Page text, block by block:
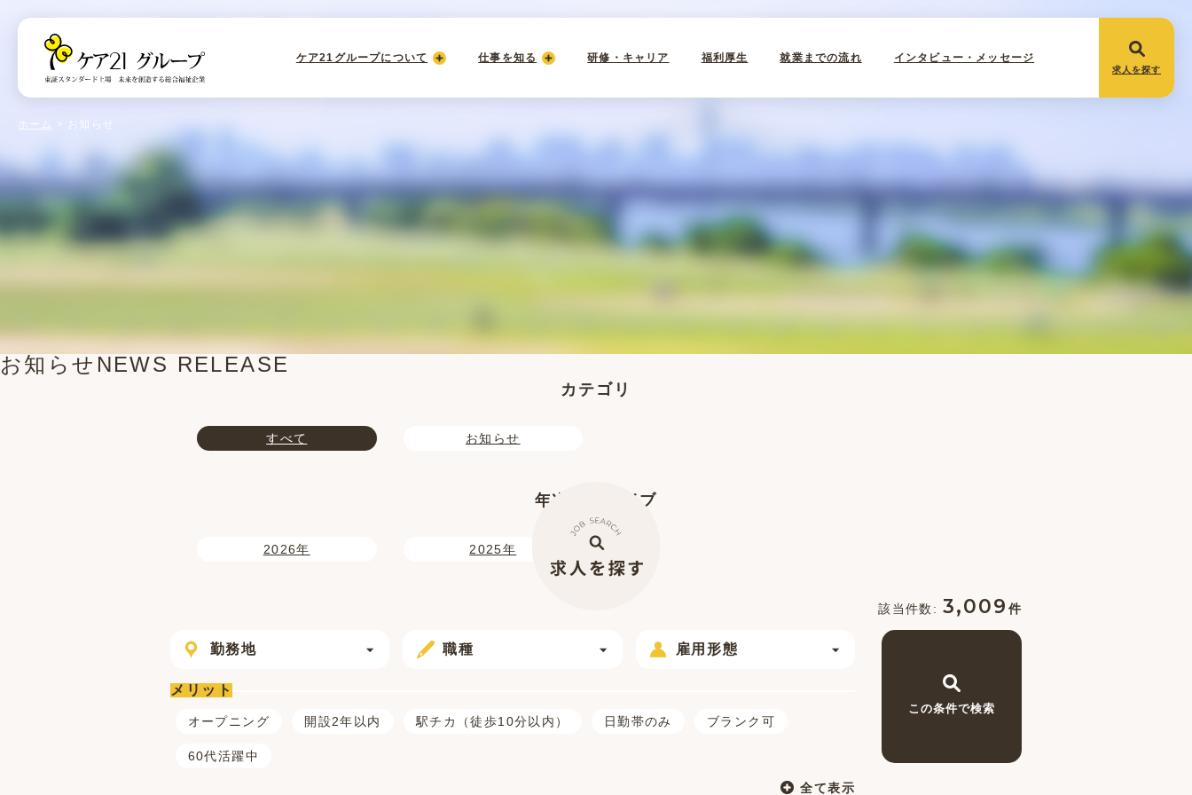
ケア21グループについて 仕事を知る 研修・キャリア 福利厚生 就業までの流れ インタビュー・メッセージ
求人を探す
お知らせ NEWS RELEASE
ホーム お知らせ
カテゴリ
すべて お知らせ
年次アーカイブ
2026年 2025年
3,009 件
勤務地 職種 雇用形態
メリット
オープニング 開設2年以内 駅チカ（徒歩10分以内） 日勤帯のみ ブランク可
60代活躍中
全て表示
この条件で検索